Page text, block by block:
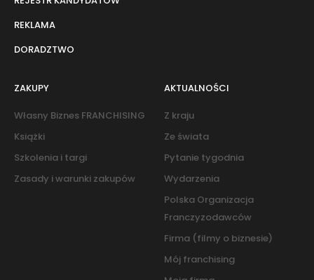
REKLAMA
DORADZTWO
ZAKUPY
Własny Biznes FRANCHISING
Książki
Szkolenia i targi
Zasady i warunki zakupów
AKTUALNOŚCI
Z kraju
Ze świata
Pytanie tygodnia
Wydarzenia
Polska Organizacja
Franczyzodawców
Firma (filmy o biznesie)
Mój franchising